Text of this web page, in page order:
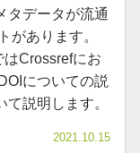
タデータが流通
があります。
Crossrefにお
についての説
説明します。
2021.10.15